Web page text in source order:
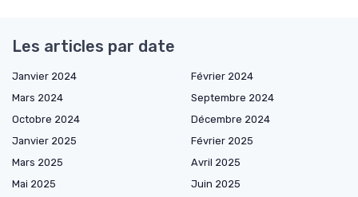
Les articles par date
Janvier 2024
Février 2024
Mars 2024
Septembre 2024
Octobre 2024
Décembre 2024
Janvier 2025
Février 2025
Mars 2025
Avril 2025
Mai 2025
Juin 2025